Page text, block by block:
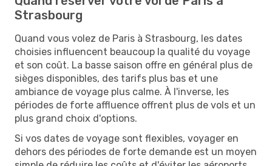
Strasbourg
Quand vous volez de Paris à Strasbourg, les dates
choisies influencent beaucoup la qualité du voyage
et son coût. La basse saison offre en général plus de
sièges disponibles, des tarifs plus bas et une
ambiance de voyage plus calme. À l'inverse, les
périodes de forte affluence offrent plus de vols et un
plus grand choix d'options.
Si vos dates de voyage sont flexibles, voyager en
dehors des périodes de forte demande est un moyen